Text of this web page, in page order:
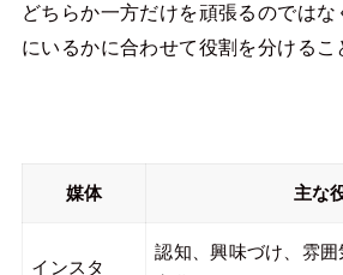
どちらか一方だけを頑張るのでは
にいるかに合わせて役割を分けるこ
媒体 主な
インスタ
認知、興味づけ、雰